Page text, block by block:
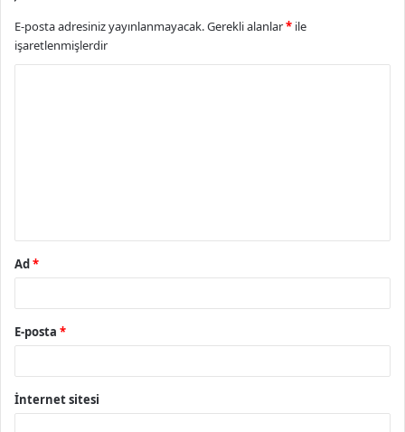
E-posta adresiniz yayınlanmayacak.Gerekli alanlar* ile
işaretlenmişlerdir
Ad*
E-posta *
İnternet sitesi